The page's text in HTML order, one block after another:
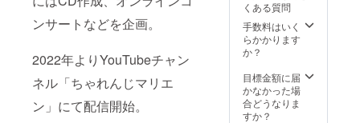
ンサートなどを企画。
2022年よりYouTubeチャン
ネル「ちゃれんじマリエ
ン」にて配信開始。
たら、
ご支援
いただ
く前に
にてご
相談く
ださい
ませ。
くある質問
手数料はいく
らかかります
か？
目標金額に届
かなかった場
合どうなりま
すか？